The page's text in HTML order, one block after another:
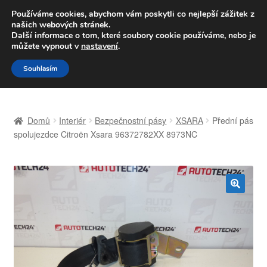
DOPRAVA od 139,-Kč
Volejte po-pá 9-16 704 494 494
Přeskočit
na
navigaci
Přejít
k
obsahu
Celosvětová doprava
Košík
Domů Interiér Bezpečnostní pásy XSARA
Přední pás
spolujezdce Citroën Xsara 96372782XX 8973NC
Používáme cookies, abychom vám poskytli co nejlepší zážitek z
našich webových stránek.
Další informace o tom, které soubory cookie používáme, nebo je
můžete vypnout v nastavení.
Souhlasím